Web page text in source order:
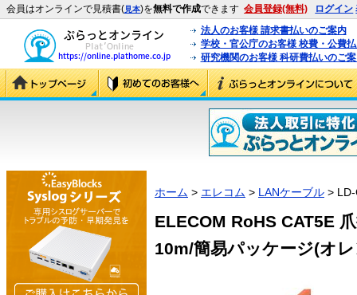
会員はオンラインで見積書(見本)を無料で作成できます 会員登録(無料) ログイン
法人のお客様 請求書払いのご案内
学校・官公庁のお客様 校費・公費
研究機関のお客様 科研費払いのご
ホーム > エレコム > LANケーブル >
ELECOM RoHS CAT5E
10m/簡易パッケージ(オ